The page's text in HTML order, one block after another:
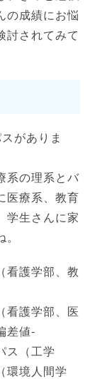
の成績にお悩
討されてみて
がありま
系の理系とバ
医療系、教育
学生さんに家
護学部、教
護学部、医
差値-
ス（工学
環境人間学